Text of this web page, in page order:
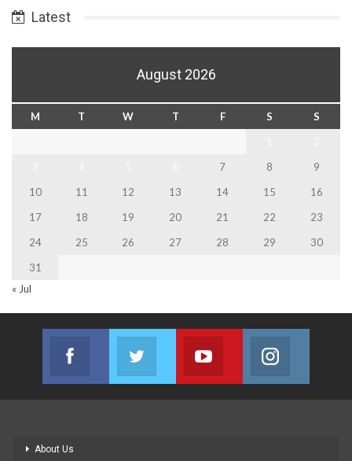
Latest
August 2026
M T W T F S
S
7 8
9
10
11 12 13 14 15
16
17
18 19 20 21 22
23
24
25 26 27 28 29
30
31
« Jul
Facebook
Join us on Facebook
Twitter
Join us on Twitter
Youtube
Join us on Youtube
About Us